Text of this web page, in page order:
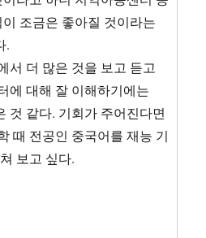
조금은 좋아질 것이라는
.
서 더 많은 것을 보고 듣고
에 대해 잘 이해하기에는
것 같다. 기회가 주어진다면
때 전공인 중국어를 재능 기
보고 싶다.